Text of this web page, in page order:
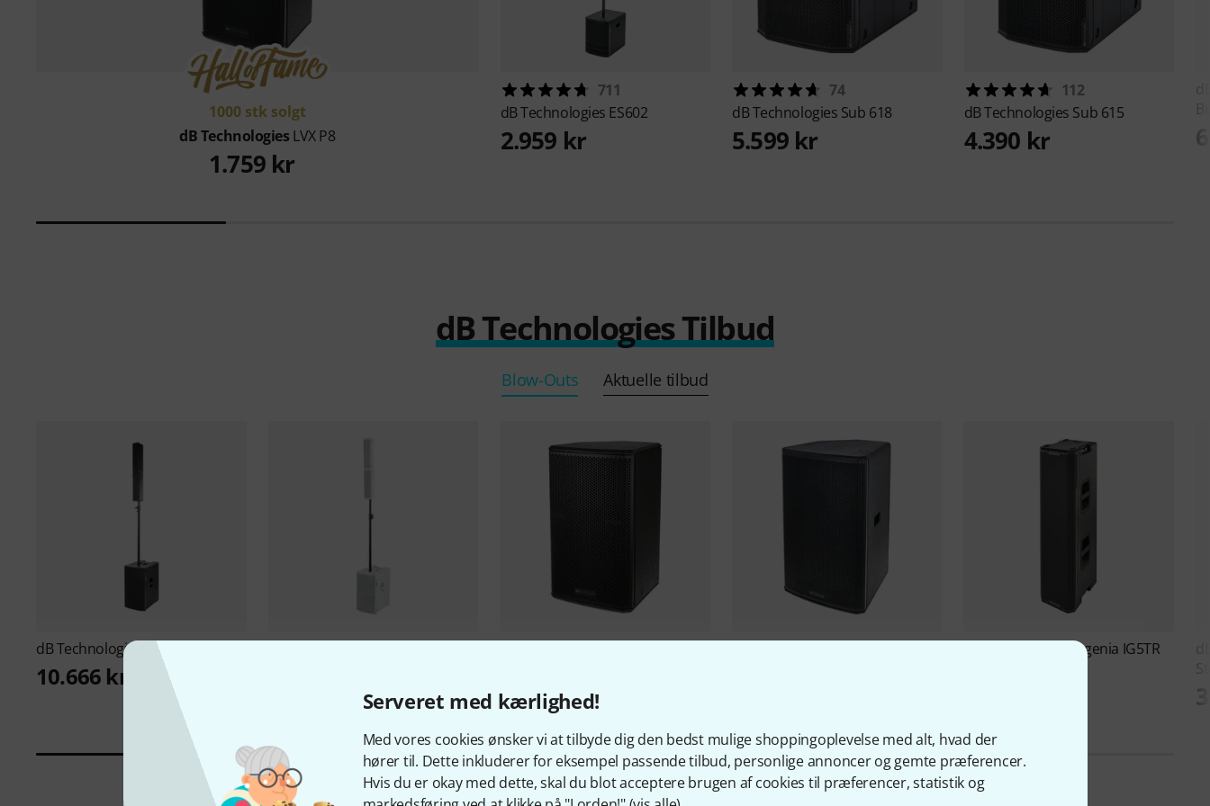
Serveret med kærlighed!
Med vores cookies ønsker vi at tilbyde dig den bedst mulige shoppingoplevelse med alt, hvad der
hører til. Dette inkluderer for eksempel passende tilbud, personlige annoncer og gemte præferencer.
Hvis du er okay med dette, skal du blot acceptere brugen af cookies til præferencer, statistik og
1000 stk solgt
dB Technologies LVX P8
1.759 kr
711
dB Technologies ES602
2.959 kr
74
dB Technologies Sub 618
5.599 kr
112
dB Technologies Sub 615
4.390 kr
dB Technologies Tilbud
Blow-Outs Aktuelle tilbud
dB Technologies es1203 B-Stock
10.666 kr
Ingenia IG5TR